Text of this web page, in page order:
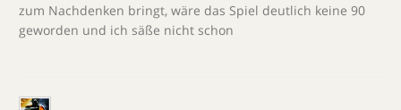
zum Nachdenken bringt, wäre das Spiel deutlich keine 90
geworden und ich säße nicht schon